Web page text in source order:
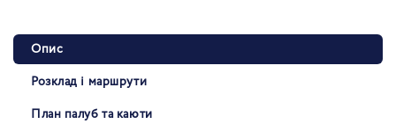
Опис
Розклад і маршрути
План палуб та каюти